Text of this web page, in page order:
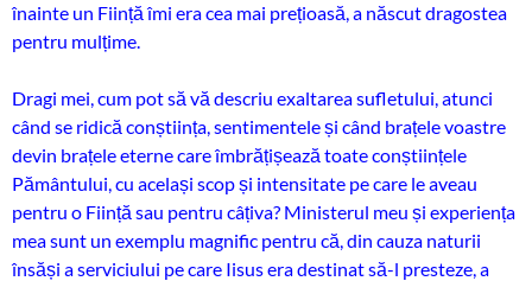
înainte un Ființă îmi era cea mai prețioasă, a născut dragostea
pentru mulțime.
Dragi mei, cum pot să vă descriu exaltarea sufletului, atunci
când se ridică conștiința, sentimentele și când brațele voastre
devin brațele eterne care îmbrățișează toate conștiințele
Pământului, cu același scop și intensitate pe care le aveau
pentru o Ființă sau pentru câțiva? Ministerul meu și experiența
mea sunt un exemplu magnific pentru că, din cauza naturii
însăși a serviciului pe care Iisus era destinat să-l presteze, a